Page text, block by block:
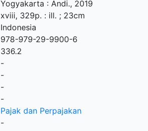
Yogyakarta : Andi., 2019
xviii, 329p. : ill. ; 23cm
Indonesia
978-979-29-9900-6
336.2
-
-
-
-
Pajak dan Perpajakan
-